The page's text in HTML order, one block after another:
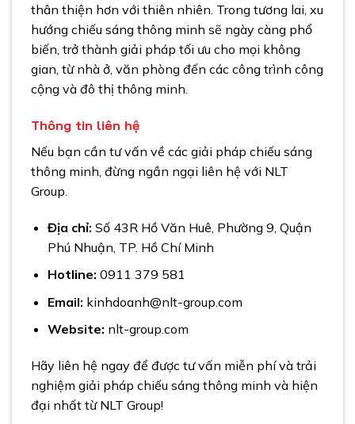
thân thiện hơn với thiên nhiên. Trong tương lai, xu
hướng chiếu sáng thông minh sẽ ngày càng phổ
biến, trở thành giải pháp tối ưu cho mọi không
gian, từ nhà ở, văn phòng đến các công trình công
cộng và đô thị thông minh.
Thông tin liên hệ
Nếu bạn cần tư vấn về các giải pháp chiếu sáng
thông minh, đừng ngần ngại liên hệ với NLT
Group.
Địa chỉ: Số 43R Hồ Văn Huê, Phường 9, Quận
Phú Nhuận, TP. Hồ Chí Minh
Hotline: 0911 379 581
Email: kinhdoanh@nlt-group.com
Website: nlt-group.com
Hãy liên hệ ngay để được tư vấn miễn phí và trải
nghiệm giải pháp chiếu sáng thông minh và hiện
đại nhất từ NLT Group!